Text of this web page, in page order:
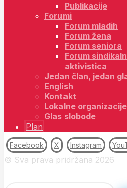
Publikacije
Forumi
Forum mladih
Forum žena
Forum seniora
Forum
aktivistica
Jedan član, jedan
English
Kontakt
Lokalne organizacije
Glas slobode
Plan
Facebook X Instagram
© Sva prava pridržana 2026